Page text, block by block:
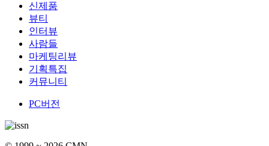
신제품
뷰티
인터뷰
사람들
마케팅리뷰
기획특집
커뮤니티
PC버전